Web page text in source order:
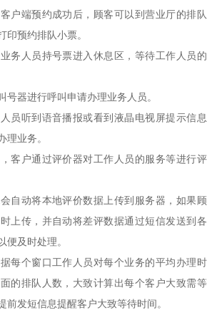
户端预约成功后，顾客可以到营业厅的排队
印预约排队小票。
务人员持号票进入休息区，等待工作人员的
号器进行呼叫申请办理业务人员。
员听到语音播报或看到液晶电视屏提示信息
理业务。
客户通过评价器对工作人员的服务等进行评
自动将本地评价数据上传到服务器，如果顾
上传，并自动将差评数据通过短信发送到各
便及时处理。
每个窗口工作人员对每个业务的平均办理时
的排队人数，大致计算出每个客户大致需等
前发短信息提醒客户大致等待时间。